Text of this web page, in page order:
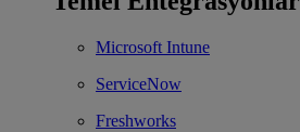
Microsoft Intune
ServiceNow
Freshworks